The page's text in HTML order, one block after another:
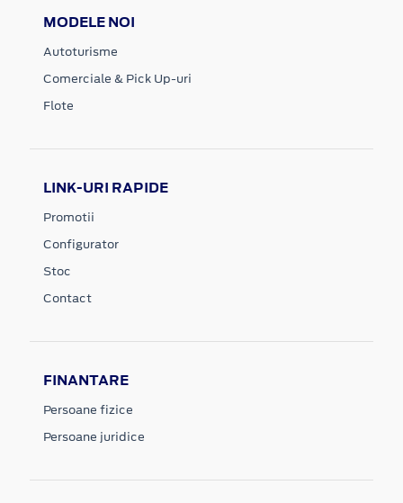
MODELE NOI
Autoturisme
Comerciale & Pick Up-uri
Flote
LINK-URI RAPIDE
Promotii
Configurator
Stoc
Contact
FINANTARE
Persoane fizice
Persoane juridice